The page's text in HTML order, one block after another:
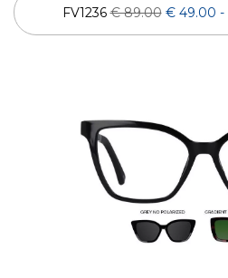
FV1236€ 89.00 € 49.00 -